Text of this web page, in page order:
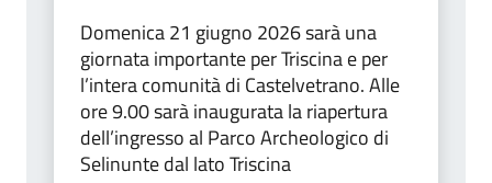
Domenica 21 giugno 2026 sarà una
giornata importante per Triscina e per
l’intera comunità di Castelvetrano. Alle
ore 9.00 sarà inaugurata la riapertura
dell’ingresso al Parco Archeologico di
Selinunte dal lato Triscina